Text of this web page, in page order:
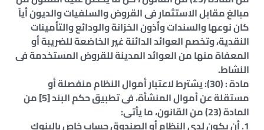
مبالغ مقابل الاستثمار فى القروض والسلفيات والديون أياً
كان نوعها والسندات وأذون الخزانة والودائع والتأمينات
النقدية، وتخصم العوائد الدائنة غير الخاضعة للضريبة أو
المعفاة منها من العوائد المدينة للقروض المستخدمة فى
النشاط.
مادة : (30): يشترط لاعتبار أموال النظام منفصلة أو
مستقلة عن أموال المنشأة، فى تطبيق حكم البند [5] من
المادة (23) من القانون، ما يأتى:
1. أن يكون لدى النظام أو الصندوق حساب خاص بالبنوك